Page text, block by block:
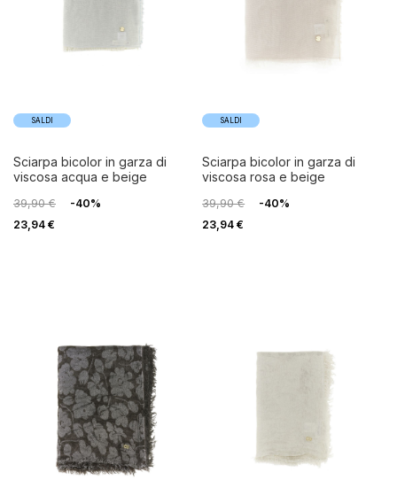
SALDI
sciarpa bicolor in garza di
viscosa acqua e beige
39,90 €
-40%
23,94 €
SALDI
sciarpa bicolor in garza di
viscosa rosa e beige
39,90 €
-40%
23,94 €